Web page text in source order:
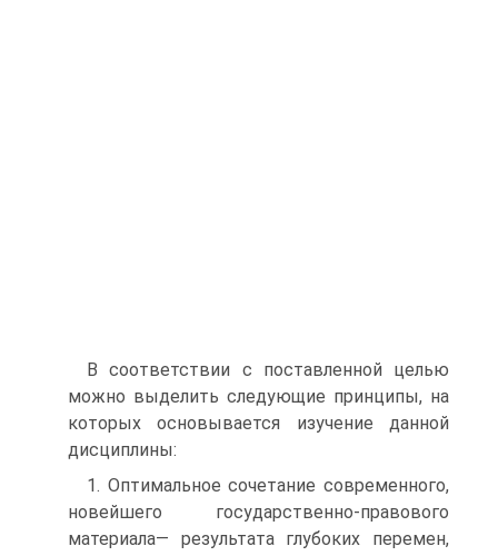
В соответствии с поставленной целью
можно выделить сле­дующие принципы, на
которых основывается изучение данной
дисциплины:
1. Оптимальное сочетание современного,
новейшего госу­дарственно-правового
материала— результата глубоких пере­мен,